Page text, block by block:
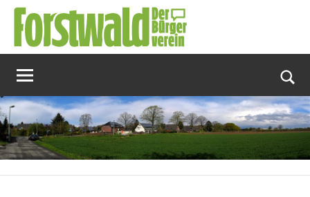
Zum
Inhalt
springen